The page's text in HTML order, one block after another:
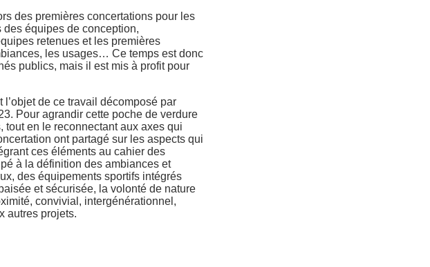
des premières concertations pour les
équipes de conception,
retenues et les premières
les usages… Ce temps est donc
publics, mais il est mis à profit pour
de ce travail décomposé par
Pour agrandir cette poche de verdure
en le reconnectant aux axes qui
ont partagé sur les aspects qui
ces éléments au cahier des
à la définition des ambiances et
des équipements sportifs intégrés
et sécurisée, la volonté de nature
convivial, intergénérationnel,
autres projets.